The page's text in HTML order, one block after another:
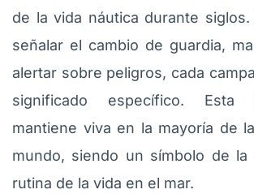
de la vida náutica durante siglos.
señalar el cambio de guardia,
alertar sobre peligros, cada
significado específico. Esta
mantiene viva en la mayoría de
mundo, siendo un símbolo de la
rutina de la vida en el mar.